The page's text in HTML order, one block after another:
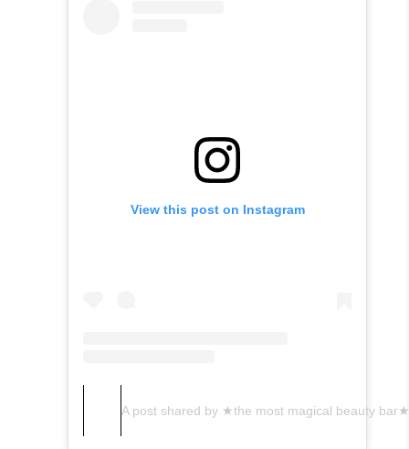
View this post on Instagram
A post shared by ★the most magical beauty